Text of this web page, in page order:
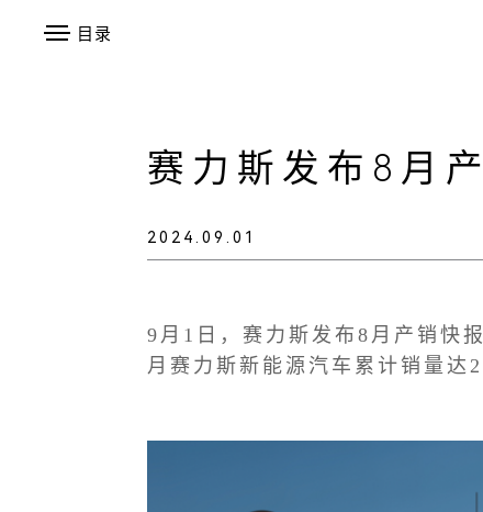
目录
赛力斯发布8月
2024.09.01
9月1日，赛力斯发布8月产销快
月赛力斯新能源汽车累计销量达